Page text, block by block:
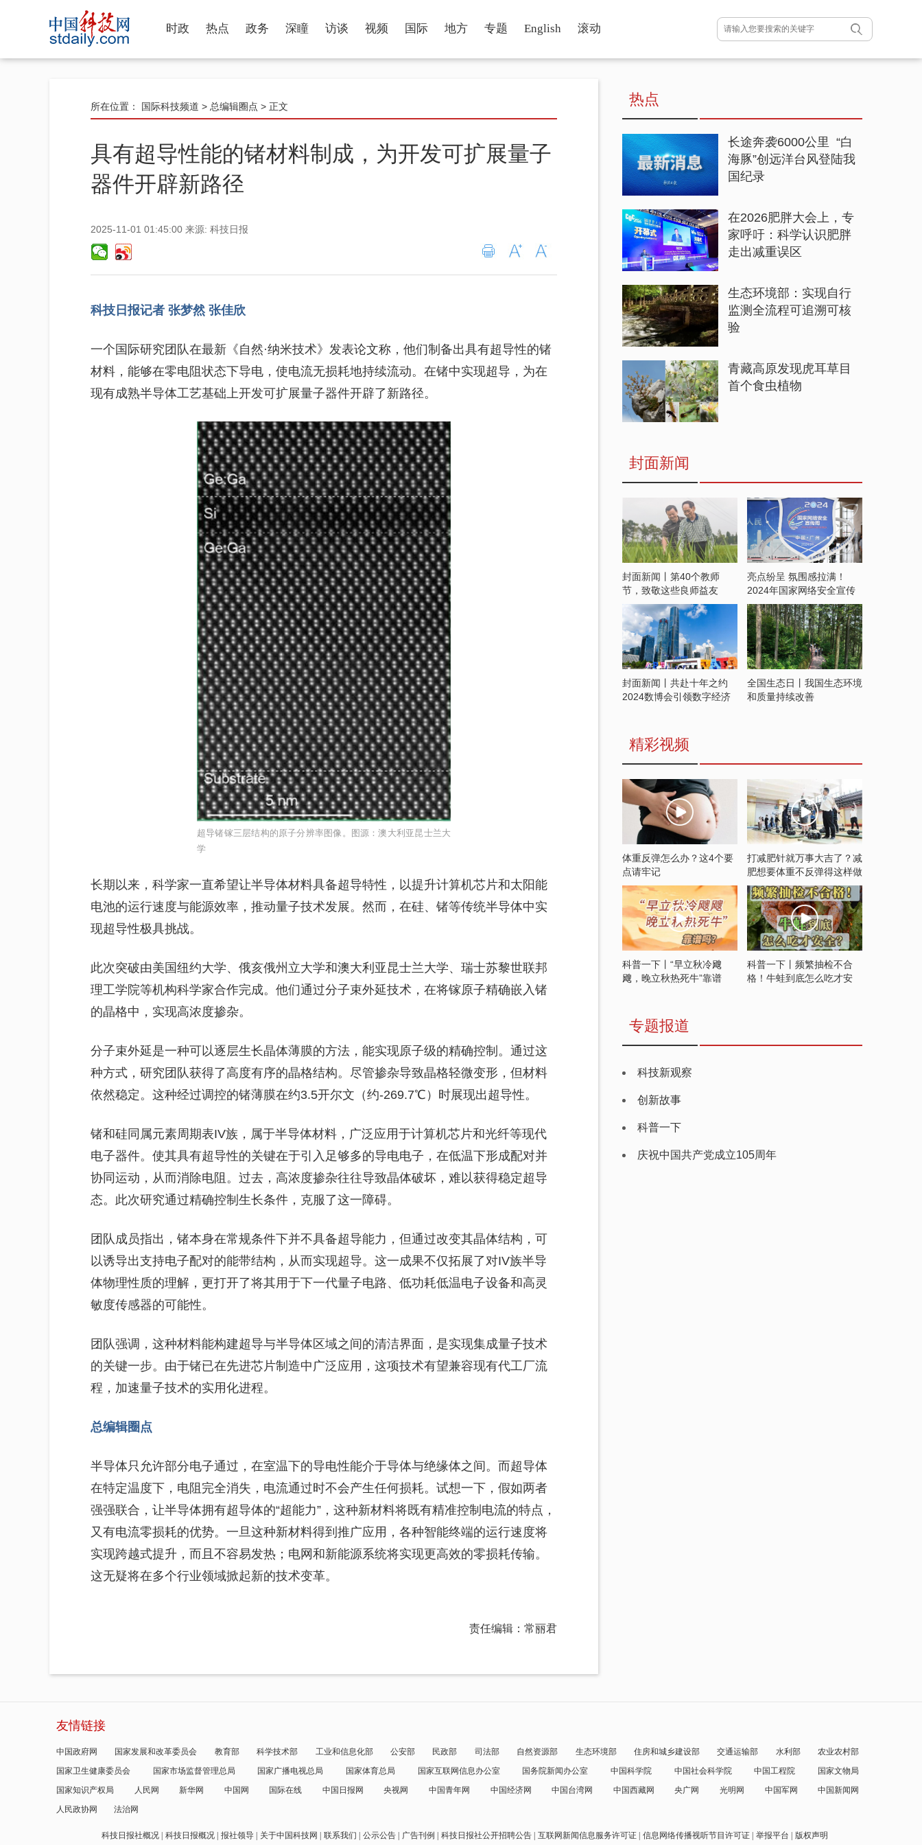
时政 热点 政务 深瞳 访谈 视频 国际 地方 专题 English 滚动
所在位置： 国际科技频道 > 总编辑圈点 > 正文
具有超导性能的锗材料制成，为开发可扩展量子
器件开辟新路径
2025-11-01 01:45:00 来源: 科技日报
科技日报记者 张梦然 张佳欣
一个国际研究团队在最新《自然·纳米技术》发表论文称，他们制备出具有超导性的锗
材料，能够在零电阻状态下导电，使电流无损耗地持续流动。在锗中实现超导，为在
现有成熟半导体工艺基础上开发可扩展量子器件开辟了新路径。
超导锗镓三层结构的原子分辨率图像。图源：澳大利亚昆士兰大
学
长期以来，科学家一直希望让半导体材料具备超导特性，以提升计算机芯片和太阳能
电池的运行速度与能源效率，推动量子技术发展。然而，在硅、锗等传统半导体中实
现超导性极具挑战。
此次突破由美国纽约大学、俄亥俄州立大学和澳大利亚昆士兰大学、瑞士苏黎世联邦
理工学院等机构科学家合作完成。他们通过分子束外延技术，在将镓原子精确嵌入锗
的晶格中，实现高浓度掺杂。
分子束外延是一种可以逐层生长晶体薄膜的方法，能实现原子级的精确控制。通过这
种方式，研究团队获得了高度有序的晶格结构。尽管掺杂导致晶格轻微变形，但材料
依然稳定。这种经过调控的锗薄膜在约3.5开尔文（约-269.7℃）时展现出超导性。
锗和硅同属元素周期表IV族，属于半导体材料，广泛应用于计算机芯片和光纤等现代
电子器件。使其具有超导性的关键在于引入足够多的导电电子，在低温下形成配对并
协同运动，从而消除电阻。过去，高浓度掺杂往往导致晶体破坏，难以获得稳定超导
态。此次研究通过精确控制生长条件，克服了这一障碍。
团队成员指出，锗本身在常规条件下并不具备超导能力，但通过改变其晶体结构，可
以诱导出支持电子配对的能带结构，从而实现超导。这一成果不仅拓展了对IV族半导
体物理性质的理解，更打开了将其用于下一代量子电路、低功耗低温电子设备和高灵
敏度传感器的可能性。
团队强调，这种材料能构建超导与半导体区域之间的清洁界面，是实现集成量子技术
的关键一步。由于锗已在先进芯片制造中广泛应用，这项技术有望兼容现有代工厂流
程，加速量子技术的实用化进程。
总编辑圈点
半导体只允许部分电子通过，在室温下的导电性能介于导体与绝缘体之间。而超导体
在特定温度下，电阻完全消失，电流通过时不会产生任何损耗。试想一下，假如两者
强强联合，让半导体拥有超导体的“超能力”，这种新材料将既有精准控制电流的特点，
又有电流零损耗的优势。一旦这种新材料得到推广应用，各种智能终端的运行速度将
实现跨越式提升，而且不容易发热；电网和新能源系统将实现更高效的零损耗传输。
这无疑将在多个行业领域掀起新的技术变革。
责任编辑：常丽君
热点
长途奔袭6000公里 “白
海豚”创远洋台风登陆我
国纪录
在2026肥胖大会上，专
家呼吁：科学认识肥胖
走出减重误区
生态环境部：实现自行
监测全流程可追溯可核
验
青藏高原发现虎耳草目
首个食虫植物
封面新闻
封面新闻丨第40个教师
节，致敬这些良师益友
亮点纷呈 氛围感拉满！
2024年国家网络安全宣传
周开启
封面新闻丨共赴十年之约
2024数博会引领数字经济
全国生态日丨我国生态环境
和质量持续改善
精彩视频
体重反弹怎么办？这4个要
点请牢记
打减肥针就万事大吉了？减
肥想要体重不反弹得这样做
科普一下丨“早立秋冷飕
飕，晚立秋热死牛”靠谱
科普一下丨频繁抽检不合
格！牛蛙到底怎么吃才安
专题报道
科技新观察
创新故事
科普一下
庆祝中国共产党成立105周年
友情链接
中国政府网 国家发展和改革委员会 教育部 科学技术部 工业和信息化部 公安部 民政部 司法部 自然资源部 生态环境部 住房和城乡建设部 交通运输部 水利部
农业农村部
国家卫生健康委员会
国家市场监督管理总局 国家广播电视总局 国家体育总局 国家互联网信息办公室 国务院新闻办公室 中国科学院 中国社会科学院 中国工程院
国家文物局
国家知识产权局
人民网 新华网 中国网 国际在线 中国日报网 央视网 中国青年网 中国经济网 中国台湾网 中国西藏网 央广网 光明网 中国军网
中国新闻网
人民政协网
法治网
科技日报社概况 科技日报概况 报社领导 关于中国科技网 联系我们 公示公告 广告刊例 科技日报社公开招聘公告 互联网新闻信息服务许可证 信息网络传播视听节目许可证 举报平台 版权声明